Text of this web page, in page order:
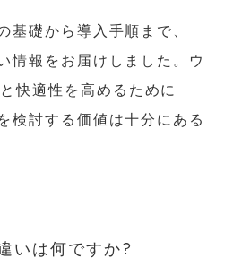
基礎から導入手順まで、
情報をお届けしました。ウ
快適性を高めるために
検討する価値は十分にある
いは何ですか?